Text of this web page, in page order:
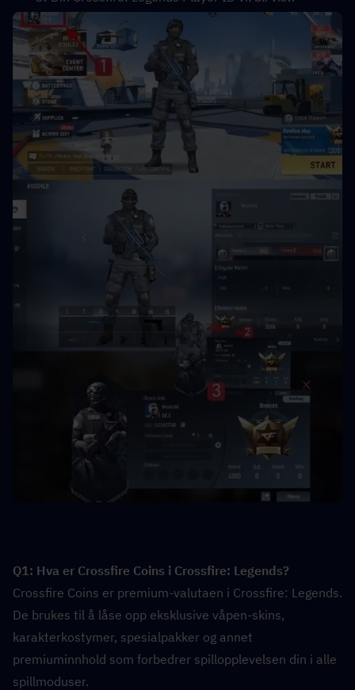
Q1: Hva er Crossfire Coins i Crossfire: Legends?
Crossfire Coins er premium-valutaen i Crossfire: Legends.
De brukes til å låse opp eksklusive våpen-skins,
karakterkostymer, spesialpakker og annet
premiuminnhold som forbedrer spillopplevelsen din i alle
spillmoduser.